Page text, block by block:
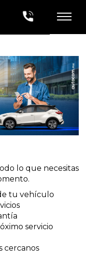
lo que necesitas
tu vehículo
servicio
cercanos